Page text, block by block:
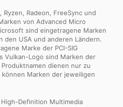
Radeon, FreeSync und
von Advanced Micro
sind eingetragene Marken
den USA und anderen Ländern.
Marke der PCI-SIG
Vulkan-Logo sind Marken der
dienen nur zu
Marken der jeweiligen
Definition Multimedia